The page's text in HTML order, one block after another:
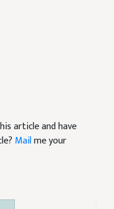
article and have
Mailme your